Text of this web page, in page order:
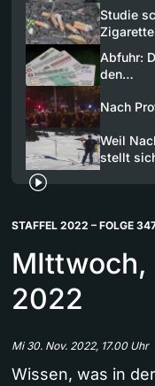
Studie
Abfuhr:
den…
Nach
Weil
stellt
STAFFEL 2022 – FOLGE
MIttwoch,
2022
Mi 30. Nov. 2022, 17.00 Uhr
Wissen, was in